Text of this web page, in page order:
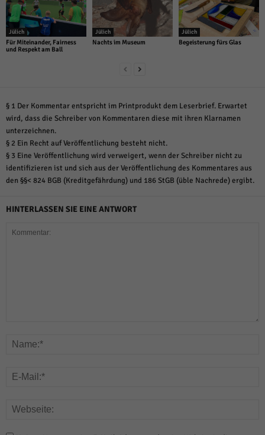
Jülich
Für Miteinander, Fairness
und Respekt am Ball
Jülich
Nachts im Museum
Jülich
Begeisterung fürs Glas
§ 1 Der Kommentar entspricht im Printprodukt dem Leserbrief. Erwartet
wird, dass die Schreiber von Kommentaren diese mit ihren Klarnamen
unterzeichnen.
§ 2 Ein Recht auf Veröffentlichung besteht nicht.
§ 3 Eine Veröffentlichung wird verweigert, wenn der Schreiber nicht zu
identifizieren ist und sich aus der Veröffentlichung des Kommentares aus
den §§< 824 BGB (Kreditgefährdung) und 186 StGB (üble Nachrede) ergibt.
HINTERLASSEN SIE EINE ANTWORT